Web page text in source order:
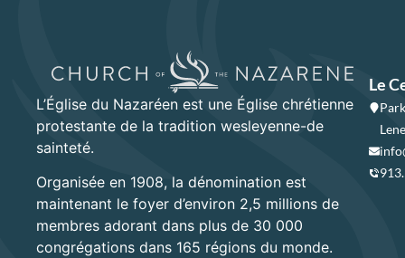
L’Église du Nazaréen est une Église chrétienne
protestante de la tradition wesleyenne-de
sainteté.
Organisée en 1908, la dénomination est
maintenant le foyer d’environ 2,5 millions de
membres adorant dans plus de 30 000
congrégations dans 165 régions du monde.
Le